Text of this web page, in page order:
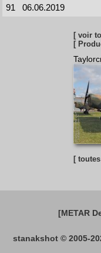
91
06.06.2019
[ voir
[
[
[METAR
stanakshot © 2005-